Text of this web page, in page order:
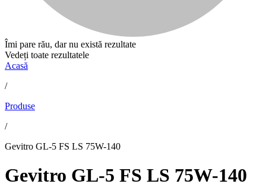
Îmi pare rău, dar nu există rezultate
Vedeți toate rezultatele
Acasă
/
Produse
/
Gevitro GL-5 FS LS 75W-140
Gevitro GL-5 FS LS 75W-140